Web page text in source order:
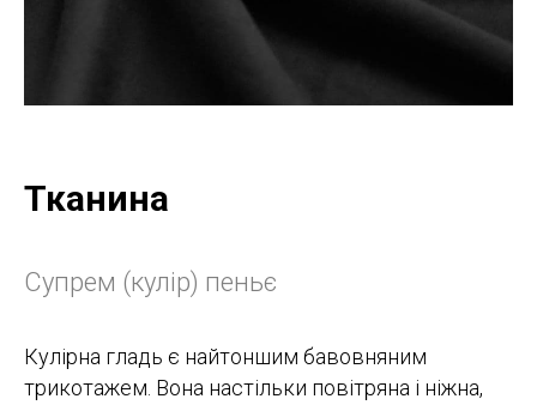
Тканина
Супрем (кулір) пеньє
Кулірна гладь є найтоншим бавовняним
трикотажем. Вона настільки повітряна і ніжна,